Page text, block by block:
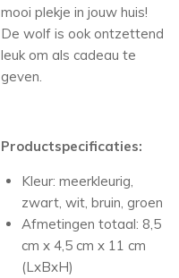
mooi plekje in jouw huis!
De wolf is ook ontzettend
leuk om als cadeau te
geven.
Productspecificaties:
Kleur: meerkleurig,
zwart, wit, bruin, groen
Afmetingen totaal: 8,5
cm x 4,5 cm x 11 cm
(LxBxH)